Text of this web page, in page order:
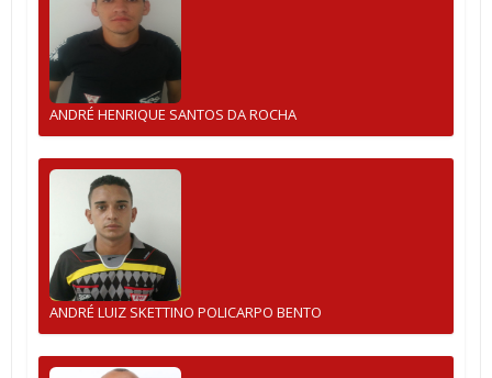
ANDRÉ HENRIQUE SANTOS DA ROCHA
ANDRÉ LUIZ SKETTINO POLICARPO BENTO